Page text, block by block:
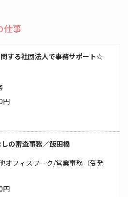
仕事
関する社団法人で事務サポート☆
円
の審査事務／飯田橋
オフィスワーク/営業事務（受発
円